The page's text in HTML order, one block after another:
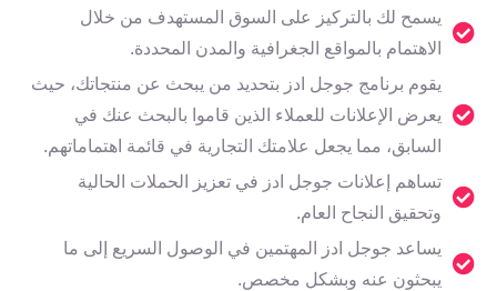
يسمح لك بالتركيز على السوق المستهدف من خلال
الاهتمام بالمواقع الجغرافية والمدن المحددة.
يقوم برنامج جوجل ادز بتحديد من يبحث عن منتجاتك، حيث
يعرض الإعلانات للعملاء الذين قاموا بالبحث عنك في
السابق، مما يجعل علامتك التجارية في قائمة اهتماماتهم.
تساهم إعلانات جوجل ادز في تعزيز الحملات الحالية
وتحقيق النجاح العام.
يساعد جوجل ادز المهتمين في الوصول السريع إلى ما
يبحثون عنه وبشكل مخصص.